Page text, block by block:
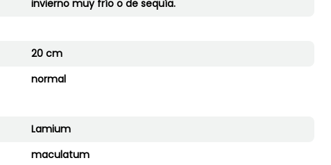
invierno muy frío o de sequía.
20 cm
normal
Lamium
maculatum